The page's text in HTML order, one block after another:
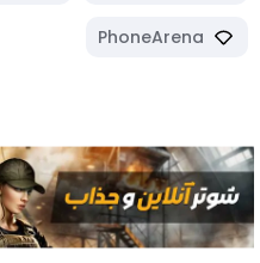
PhoneArena